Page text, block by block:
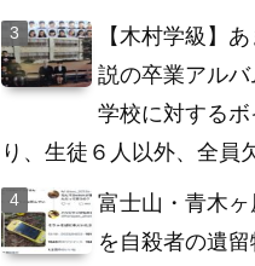
【木村学級】
説の卒業アル
学校に対するボ
り、生徒６人以外、全員
富士山・青木
を自殺者の遺